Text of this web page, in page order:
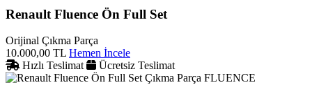
Renault Fluence Ön Full Set
Orijinal Çıkma Parça
10.000,00 TL Hemen İncele
Hızlı Teslimat
Ücretsiz Teslimat
FLUENCE